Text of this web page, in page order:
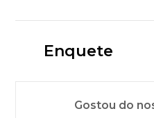
Enquete
Gostou do